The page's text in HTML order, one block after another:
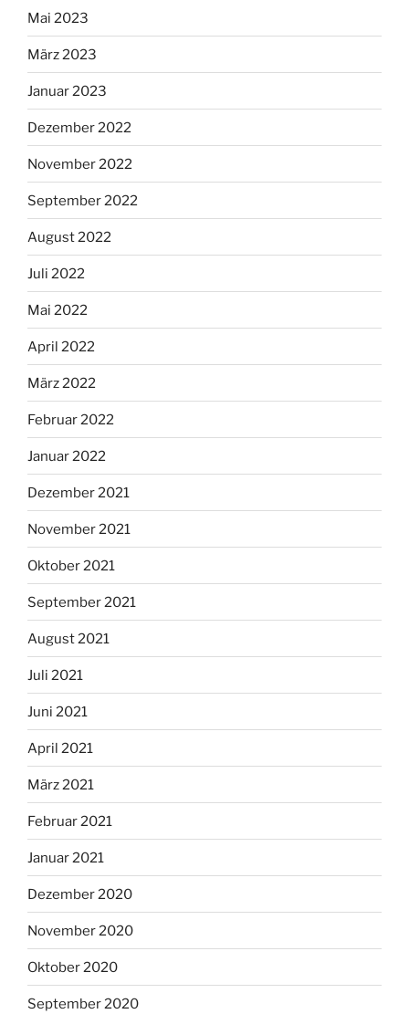
Mai 2023
März 2023
Januar 2023
Dezember 2022
November 2022
September 2022
August 2022
Juli 2022
Mai 2022
April 2022
März 2022
Februar 2022
Januar 2022
Dezember 2021
November 2021
Oktober 2021
September 2021
August 2021
Juli 2021
Juni 2021
April 2021
März 2021
Februar 2021
Januar 2021
Dezember 2020
November 2020
Oktober 2020
September 2020